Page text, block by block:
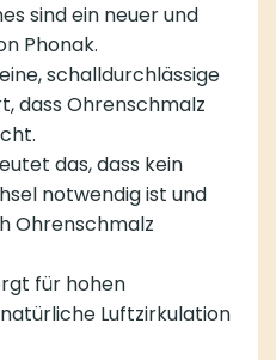
sind ein neuer und
Phonak.
schalldurchlässige
dass Ohrenschmalz
das, dass kein
notwendig ist und
Ohrenschmalz
für hohen
Luftzirkulation